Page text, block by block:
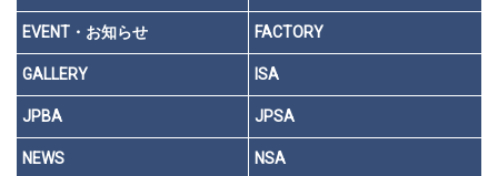
EVENT・お知らせ FACTORY
GALLERY ISA
JPBA JPSA
NEWS NSA